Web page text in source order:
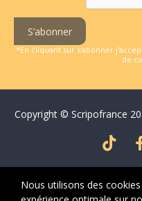
S’abonner
*En cliquant sur s'abonner
de
Copyright © Scripofrance
Nous utilisons des